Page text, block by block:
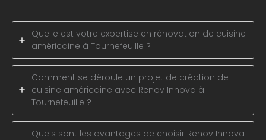
Quelle est votre expertise en rénovation de cuisine
américaine à Tournefeuille ?
Comment se déroule un projet de création de
cuisine américaine avec Renov Innova à
Tournefeuille ?
Quels sont les avantages de choisir Renov Innova